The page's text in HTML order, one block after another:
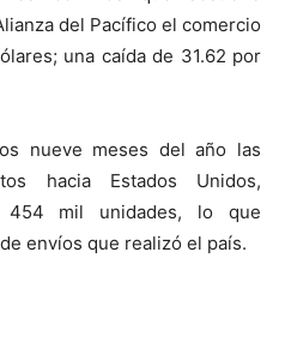
del Pacífico el comercio
una caída de 31.62 por
nueve meses del año las
hacia Estados Unidos,
454 mil unidades, lo que
envíos que realizó el país.